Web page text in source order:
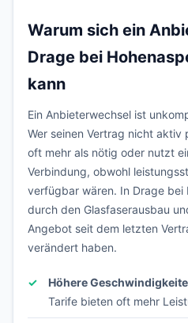
Warum sich ein
Drage bei
kann
Ein Anbieterwechsel ist
Wer seinen Vertrag nicht
oft mehr als nötig oder nutzt
Verbindung, obwohl
verfügbar wären. In Drage bei
durch den Glasfaserausbau
Angebot seit dem letzten
verändert haben.
Höhere
Tarife bieten oft mehr